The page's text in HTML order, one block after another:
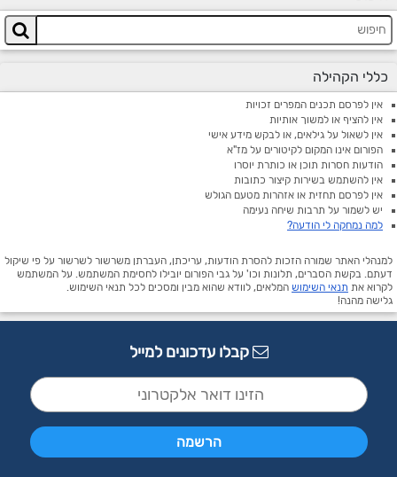
כללי הקהילה
אין לפרסם תכנים המפרים זכויות
אין להציף או למשוך אותיות
אין לשאול על גילאים, או לבקש מידע אישי
הפורום אינו המקום לקיטורים על מז"א
הודעות חסרות תוכן או כותרת יוסרו
אין להשתמש בשירות קיצור כתובות
אין לפרסם תחזית או אזהרות מטעם הגולש
יש לשמור על תרבות שיחה נעימה
למה נמחקה לי הודעה?
למנהלי האתר שמורה הזכות להסרת הודעות, עריכתן, העברתן משרשור לשרשור על פי שיקול
דעתם. בקשת הסברים, תלונות וכו' על גבי הפורום יובילו לחסימת המשתמש. על המשתמש
לקרוא את תנאי השימוש המלאים, לוודא שהוא מבין ומסכים לכל תנאי השימוש.
גלישה מהנה!
קבלו עדכונים למייל